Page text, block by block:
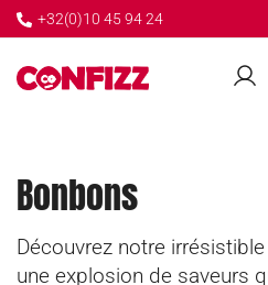
+32(0)10 45 94 24
Bonbons
Découvrez notre
une explosion de saveurs